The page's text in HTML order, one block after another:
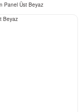
Panel Üst Beyaz